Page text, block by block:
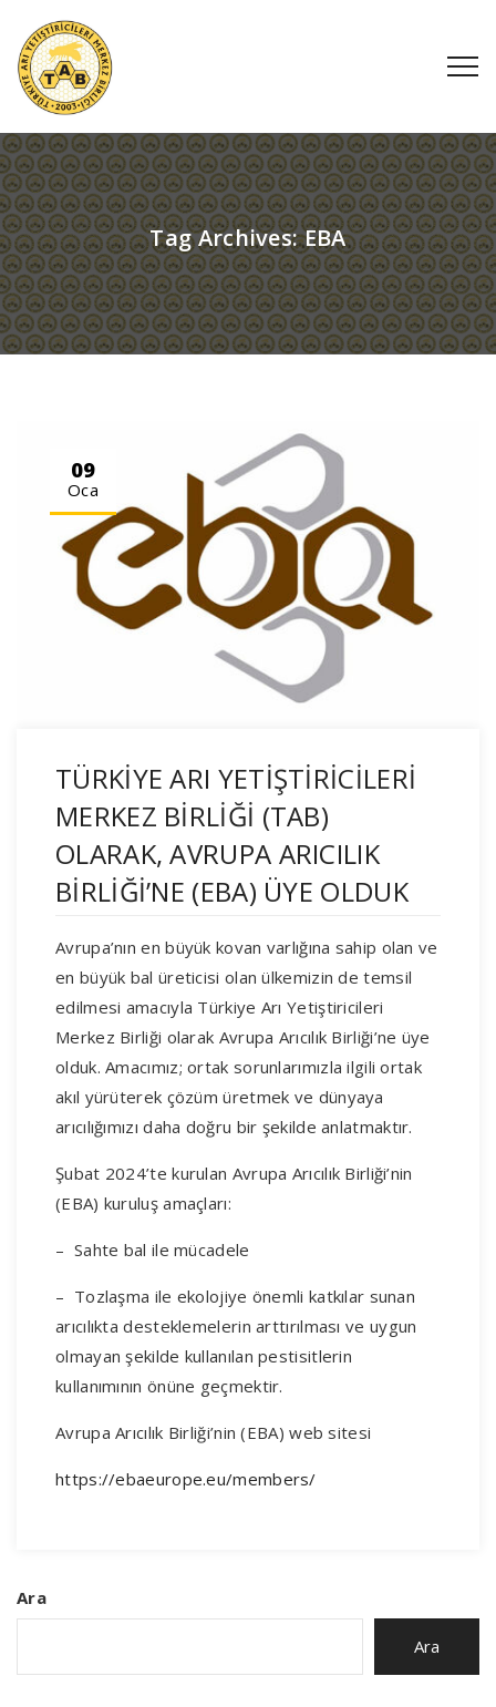
Tag Archives:EBA
09
Oca
TÜRKİYE ARI YETİŞTİRİCİLERİ
MERKEZ BİRLİĞİ (TAB)
OLARAK, AVRUPA ARICILIK
BİRLİĞİ’NE (EBA) ÜYE OLDUK
Avrupa’nın en büyük kovan varlığına sahip olan ve
en büyük bal üreticisi olan ülkemizin de temsil
edilmesi amacıyla Türkiye Arı Yetiştiricileri
Merkez Birliği olarak Avrupa Arıcılık Birliği’ne üye
olduk. Amacımız; ortak sorunlarımızla ilgili ortak
akıl yürüterek çözüm üretmek ve dünyaya
arıcılığımızı daha doğru bir şekilde anlatmaktır.
Şubat 2024’te kurulan Avrupa Arıcılık Birliği’nin
(EBA) kuruluş amaçları:
– Sahte bal ile mücadele
– Tozlaşma ile ekolojiye önemli katkılar sunan
arıcılıkta desteklemelerin arttırılması ve uygun
olmayan şekilde kullanılan pestisitlerin
kullanımının önüne geçmektir.
Avrupa Arıcılık Birliği’nin (EBA) web sitesi
https://ebaeurope.eu/members/
Ara
Ara